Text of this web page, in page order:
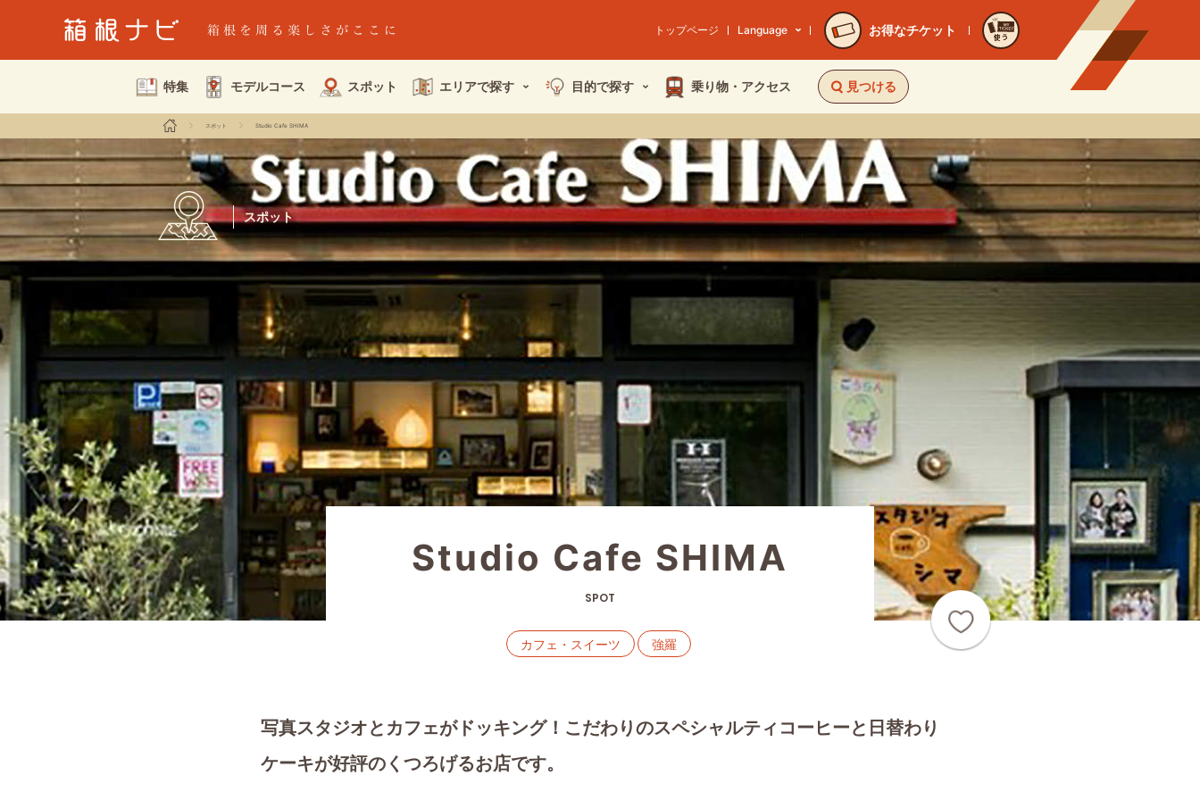
トップページ Language お得なチケット
使う
特集 モデルコース スポット エリアで探す 目的で探す 乗り物・ アクセス 見つける
スポット Studio Cafe SHIMA
スポット
Studio Cafe SHIMA
SPOT
カフェ・スイーツ 強羅
写真スタジオとカフェがドッキング！こだわりのスペシャルティコーヒーと日替わり
ケーキが好評のくつろげるお店です。